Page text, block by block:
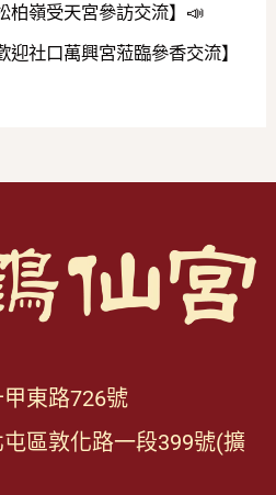
柏嶺受天宮參訪交流】📣
社口萬興宮蒞臨參香交流】
東路726號
區敦化路一段399號(擴